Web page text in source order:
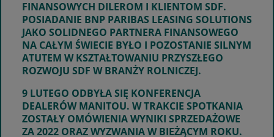
FINANSOWYCH DILEROM I KLIENTOM SDF.
POSIADANIE BNP PARIBAS LEASING SOLUTIONS
JAKO SOLIDNEGO PARTNERA FINANSOWEGO
NA CAŁYM ŚWIECIE BYŁO I POZOSTANIE SILNYM
ATUTEM W KSZTAŁTOWANIU PRZYSZŁEGO
ROZWOJU SDF W BRANŻY ROLNICZEJ.
9 LUTEGO ODBYŁA SIĘ KONFERENCJA
DEALERÓW MANITOU. W TRAKCIE SPOTKANIA
ZOSTAŁY OMÓWIENIA WYNIKI SPRZEDAŻOWE
ZA 2022 ORAZ WYZWANIA W BIEŻĄCYM ROKU.